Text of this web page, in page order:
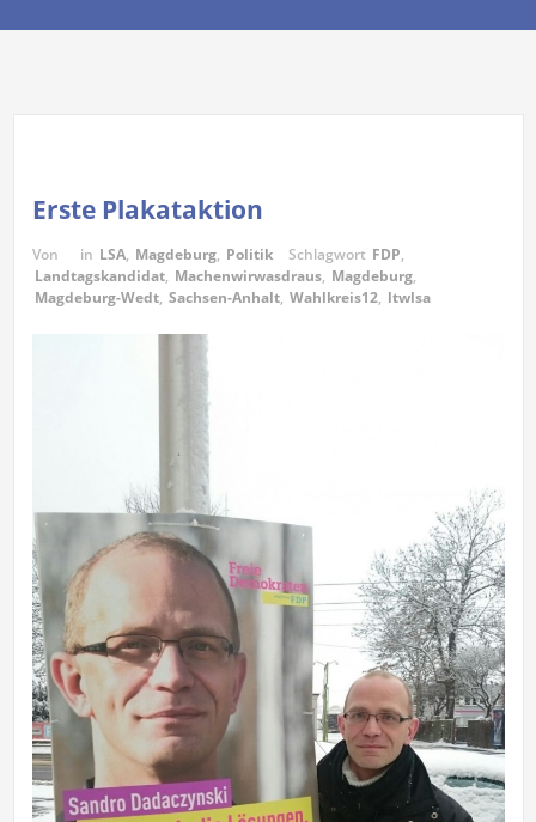
Erste Plakataktion
Von in LSA, Magdeburg, Politik Schlagwort FDP,
Landtagskandidat, Machenwirwasdraus, Magdeburg,
Magdeburg-Wedt, Sachsen-Anhalt, Wahlkreis12, ltwlsa